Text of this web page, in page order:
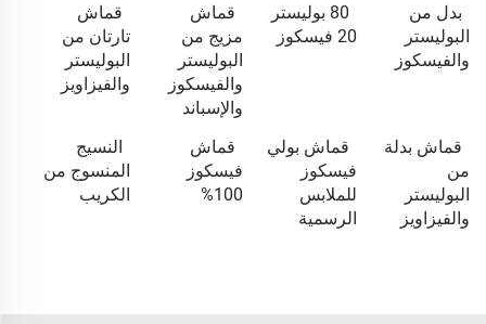
بدل من
البوليستر
والفيسكوز
80 بوليستر
20 فيسكوز
قماش
مزيج من
البوليستر
والفيسكوز
والإسباند
قماش
تارتان من
البوليستر
والفيزاويز
قماش بدلة
من
البوليستر
والفيزاويز
قماش بولي
فيسكوز
للملابس
الرسمية
قماش
فيسكوز
100%
النسيج
المنسوج من
الكريب